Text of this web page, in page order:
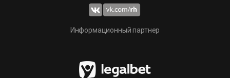
Информационный партнер